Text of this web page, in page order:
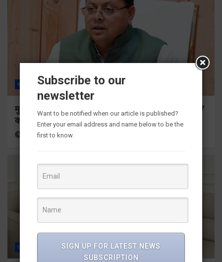
राज्य ALL देहरादून
मुख्यमंत्री ने प्रदान की विभिन्न विकास योजनाओं के लिए 1967
करोड़ की वित्तीय स्वीकृति
11 hours ago
राज्य देहरादून
Subscribe to our
newsletter
Want to be notified when our article is published?
Enter your email address and name below to be the
first to know.
SIGN UP FOR LATEST NEWS
SUBSCRIPTION